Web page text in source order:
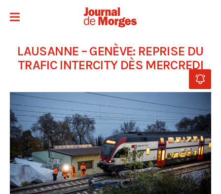
LAUSANNE – GENÈVE: REPRISE DU
TRAFIC INTERCITY DÈS MERCREDI